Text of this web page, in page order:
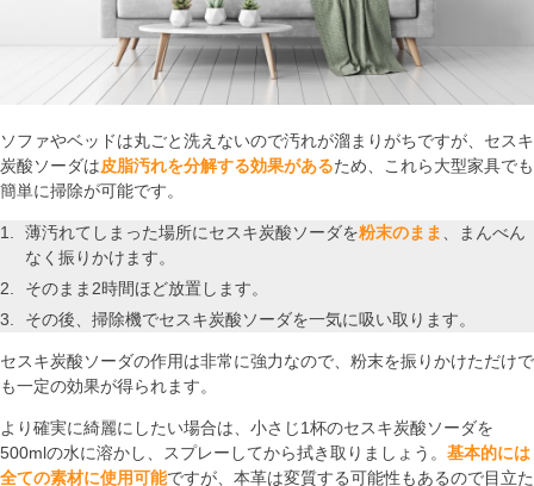
ソファやベッドは丸ごと洗えないので汚れが溜まりがちですが、セスキ
炭酸ソーダは皮脂汚れを分解する効果があるため、これら大型家具でも
簡単に掃除が可能です。
薄汚れてしまった場所にセスキ炭酸ソーダを粉末のまま、まんべん
なく振りかけます。
そのまま2時間ほど放置します。
その後、掃除機でセスキ炭酸ソーダを一気に吸い取ります。
セスキ炭酸ソーダの作用は非常に強力なので、粉末を振りかけただけで
も一定の効果が得られます。
より確実に綺麗にしたい場合は、小さじ1杯のセスキ炭酸ソーダを
500mlの水に溶かし、スプレーしてから拭き取りましょう。 基本的には
全ての素材に使用可能ですが、本革は変質する可能性もあるので目立た